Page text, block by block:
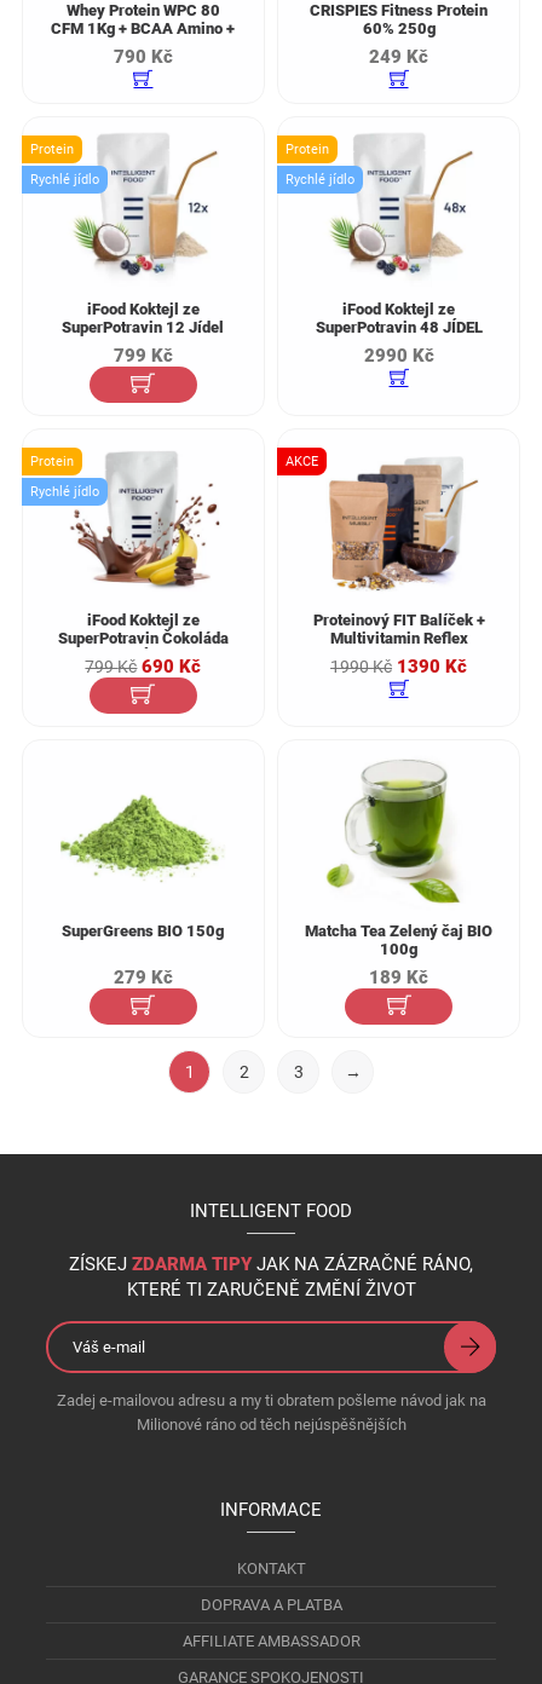
Whey Protein WPC 80
CFM 1Kg + BCAA Amino +
Enzymes
790 Kč
CRISPIES Fitness Protein
60% 250g
249Kč
Protein
Rychlé jídlo
iFood Koktejl ze
SuperPotravin 12 Jídel
799 Kč
Protein
Rychlé jídlo
iFood Koktejl ze
SuperPotravin 48 JÍDEL
2990 Kč
Protein
Rychlé jídlo
iFood Koktejl ze
SuperPotravin Čokoláda
12 JÍDEL
799Kč Původní
cena
byla:
690KčAktuální
AKCE
Proteinový FIT Balíček +
Multivitamin Reflex
Nexgen 60tb. ZDARMA
1990Kč Původní
cena
1390KčAktuální
SuperGreens BIO 150g
279 Kč
Matcha Tea Zelený čaj BIO
100g
189Kč
1 2 3 →
INTELLIGENT FOOD
ZÍSKEJ ZDARMA TIPYJAK NA ZÁZRAČNÉ RÁNO,
KTERÉ TI ZARUČENĚ ZMĚNÍ ŽIVOT
Zadej e-mailovou adresu a my ti obratem pošleme návod jak na
Milionové ráno od těch nejúspěšnějších
INFORMACE
KONTAKT
DOPRAVA A PLATBA
AFFILIATE AMBASSADOR
GARANCE SPOKOJENOSTI